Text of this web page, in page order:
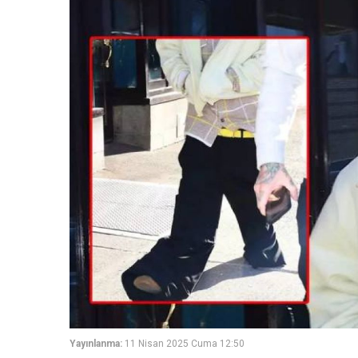
Yayınlanma: 11 Nisan 2025 Cuma 12:50